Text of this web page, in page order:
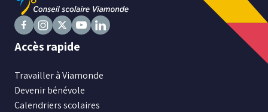
Suivez
sur
Facebook
Suivez
sur
Instagram
Suivez
nous
sur
X
Suivez
sur
Accès rapide
Travailler à Viamonde
Devenir bénévole
Calendriers scolaires